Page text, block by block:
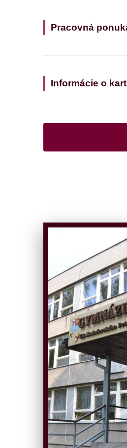
Pracovná
Informácie o